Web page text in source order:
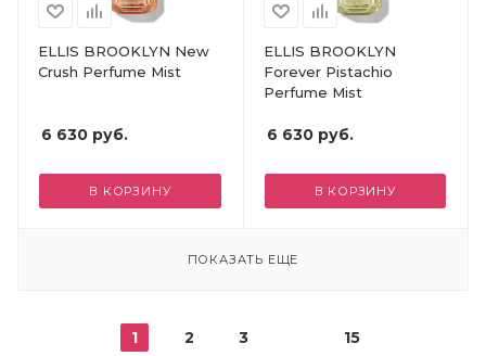
ELLIS BROOKLYN New
Crush Perfume Mist
6 630 руб.
В КОРЗИНУ
ELLIS BROOKLYN
Forever Pistachio
Perfume Mist
6 630руб.
В КОРЗИНУ
ПОКАЗАТЬ ЕЩЕ
1 2 3 15